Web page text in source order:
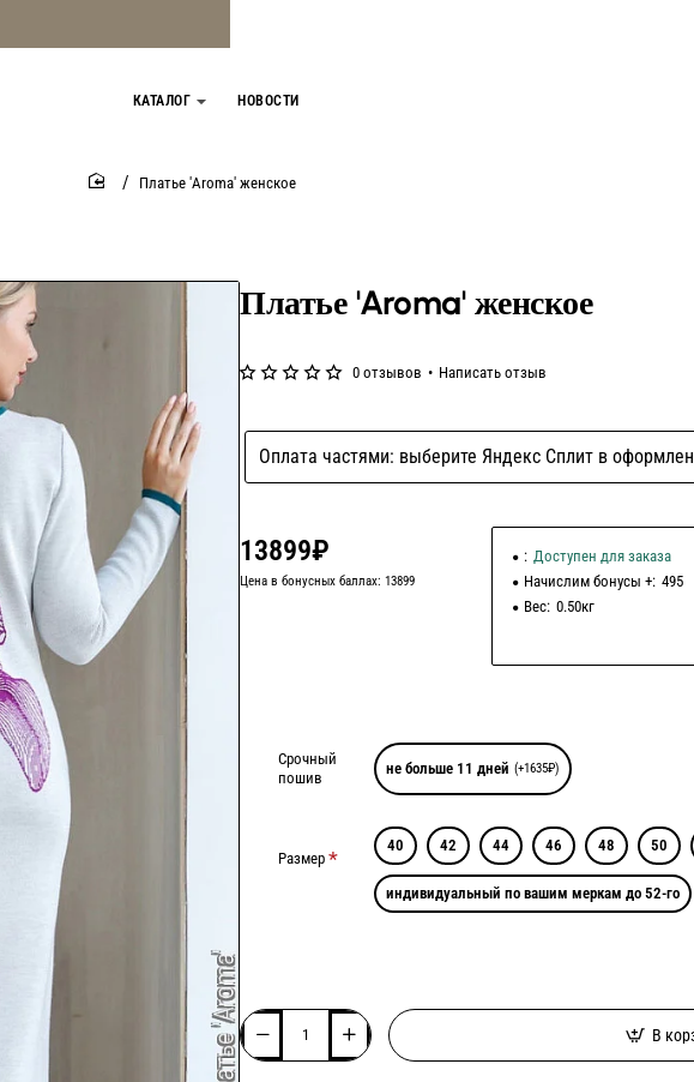
КАТАЛОГ НОВОСТИ
Платье 'Aroma' женское
Платье 'Aroma' женское
Оплата частями: выберите Яндекс Сплит в
0 отзывов • Написать отзыв
13899₽
Цена в бонусных баллах: 13899
: Доступен для заказа
Начислим бонусы +: 495
Вес: 0.50кг
Срочный
пошив
не больше 11 дней (+1635₽)
Размер
40 42 44 46 48 50
индивидуальный по вашим меркам до 52-го
В